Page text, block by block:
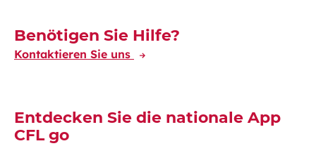
Découvrez-en plus
Benötigen Sie Hilfe?
Kontaktieren Sie uns
Entdecken Sie die nationale App
CFL go